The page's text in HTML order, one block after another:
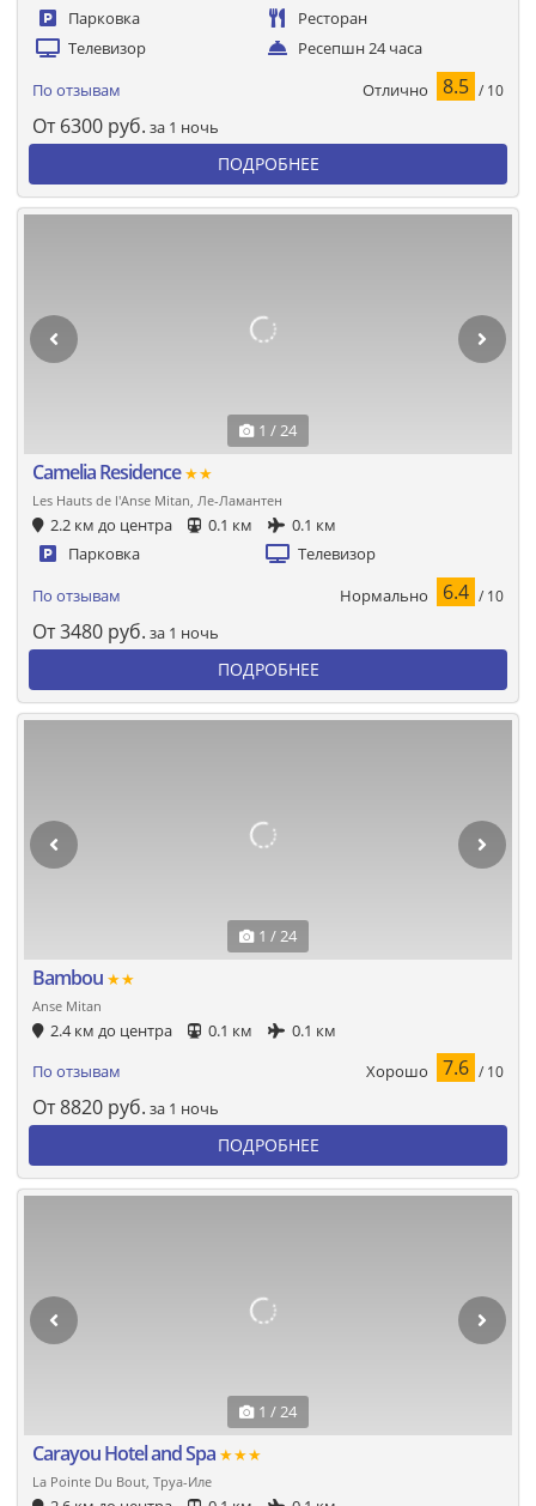
Парковка
Ресторан
Телевизор
Ресепшн 24 часа
По отзывам Отлично 8.5 / 10
От 6300 руб. за 1 ночь
ПОДРОБНЕЕ
1 / 24
Camelia Residence★★
Les Hauts de l'Anse Mitan, Ле-Ламантен
2.2 км до центра 0.1 км
0.1 км
Парковка
Телевизор
По отзывам Нормально 6.4 / 10
От3480 руб. за 1 ночь
ПОДРОБНЕЕ
1 / 24
Bambou ★★
Anse Mitan
2.4 км до центра 0.1 км
0.1 км
По отзывам
Хорошо 7.6 / 10
От8820 руб. за 1 ночь
ПОДРОБНЕЕ
1 / 24
Carayou Hotel and Spa ★★★
La Pointe Du Bout, Труа-Иле